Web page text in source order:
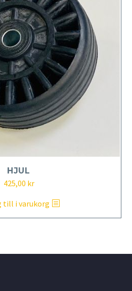
HJUL
425,00 kr
till i varukorg